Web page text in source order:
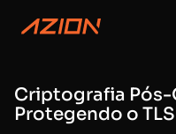
Criptografia Pós-
Protegendo o TLS